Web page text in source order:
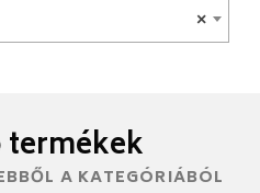
×
A KATEGÓRIÁBÓL